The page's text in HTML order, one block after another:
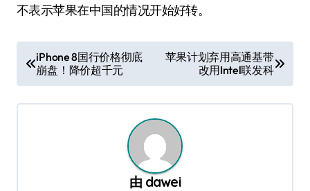
不表示苹果在中国的情况开始好转。
章
导
iPhone 8国行价格彻底
崩盘！降价超千元
苹果计划弃用高通基带
改用Intel联发科
由 dawei